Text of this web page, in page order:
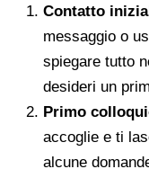
Contatto
messaggio o
spiegare tutto
desideri un
Primo
accoglie e ti
alcune